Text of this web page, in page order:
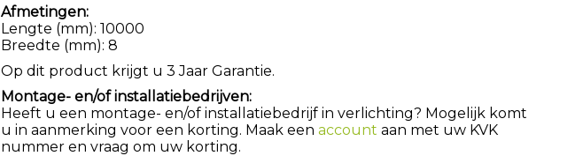
Afmetingen:
Lengte (mm): 10000
Breedte (mm): 8
Op dit product krijgt u 3 Jaar Garantie.
Montage- en/of installatiebedrijven:
Heeft u een montage- en/of installatiebedrijf in verlichting? Mogelijk komt
u in aanmerking voor een korting. Maak een account aan met uw KVK
nummer en vraag om uw korting.